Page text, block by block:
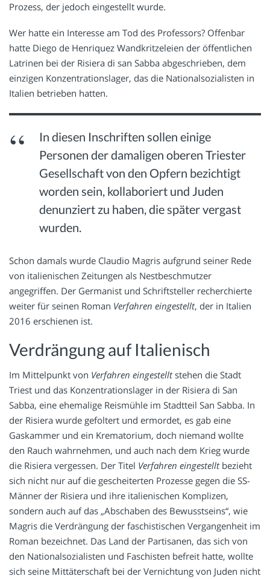
Prozess, der jedoch eingestellt wurde.
Wer hatte ein Interesse am Tod des Professors? Offenbar
hatte Diego de Henriquez Wandkritzeleien der öffentlichen
Latrinen bei der Risiera di san Sabba abgeschrieben, dem
einzigen Konzentrationslager, das die Nationalsozialisten in
Italien betrieben hatten.
In diesen Inschriften sollen einige
Personen der damaligen oberen Triester
Gesellschaft von den Opfern bezichtigt
worden sein, kollaboriert und Juden
denunziert zu haben, die später vergast
wurden.
Schon damals wurde Claudio Magris aufgrund seiner Rede
von italienischen Zeitungen als Nestbeschmutzer
angegriffen. Der Germanist und Schriftsteller recherchierte
weiter für seinen Roman Verfahren eingestellt, der in Italien
2016 erschienen ist.
Verdrängung auf Italienisch
Im Mittelpunkt von Verfahren eingestelltstehen die Stadt
Triest und das Konzentrationslager in der Risiera di San
Sabba, eine ehemalige Reismühle im Stadtteil San Sabba. In
der Risiera wurde gefoltert und ermordet, es gab eine
Gaskammer und ein Krematorium, doch niemand wollte
den Rauch wahrnehmen, und auch nach dem Krieg wurde
die Risiera vergessen. Der Titel Verfahren eingestelltbezieht
sich nicht nur auf die gescheiterten Prozesse gegen die SS-
Männer der Risiera und ihre italienischen Komplizen,
sondern auch auf das „Abschaben des Bewusstseins“, wie
Magris die Verdrängung der faschistischen Vergangenheit im
Roman bezeichnet. Das Land der Partisanen, das sich von
den Nationalsozialisten und Faschisten befreit hatte, wollte
sich seine Mittäterschaft bei der Vernichtung von Juden nicht